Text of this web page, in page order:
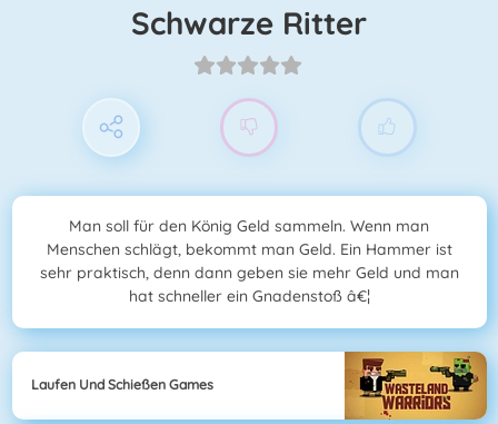
Schwarze Ritter
Man soll für den König Geld sammeln. Wenn man
Menschen schlägt, bekommt man Geld. Ein Hammer ist
sehr praktisch, denn dann geben sie mehr Geld und man
hat schneller ein Gnadenstoß â€¦
Laufen Und Schießen Games